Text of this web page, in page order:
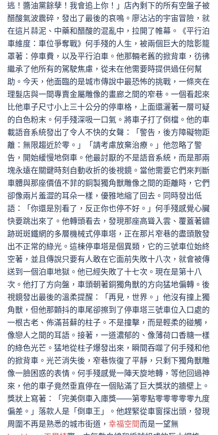
逃！醬油黨餘孽！我會追上你！」店內剩下的所有空盤子被
醋酸氣波震碎，發出了最後的哀鳴。廖沾沾的宇宙冒險，就
在這片蒜泥、中藥和醋酸的混亂中，拉開了帷幕。《平行泊
車維度：車位爭奪戰》何手殘的人生，被兩個巨大的陰影籠
罩著：停車費，以及平行泊車。他那輛老舊的掀背車，彷彿
繼承了他所有的駕駛焦慮，從未在他需要時提供過任何幫
助。今天，他面臨的是城市傳說中最恐怖的挑戰，一條夾在
理髮店與一間專賣金屬雕像的畫廊之間的窄巷。一個看起來
比他車子尺寸小上三十公分的停車格，上面還灑著一層可疑
的白色粉末。何手殘深吸一口氣。將車子打了倒檔。他的車
載語音系統發出了令人不快的女聲：「警告，後方障礙物距
離：無限趨近於零。」「請考慮放棄治療。」他忽略了警
告，開始緩慢地倒車。他最討厭的不是語音系統，而是那兩
塊永遠在關鍵時刻自動收折的後視鏡。當他需要它們來判斷
車體與那座價值不菲的銅製獨角獸雕像之間的距離時，它們
卻像兩片羞澀的耳朵一樣，優雅地縮了回去。同時發出低
語：「你還是別看了，反正你也停不好。」何手殘感覺心臟
快要跳出來了。他轉頭看去，發現那座高聳入雲、覆蓋著鏽
跡斑斑鐵網的多層機械式停車塔，正在那片窄巷的盡頭散發
出不正常的綠光。這棟停車塔是個異類，它的三號車位始終
空著，並且傳說只要有人敢在它面前失敗十八次，就會被傳
送到一個泊車地獄。他已經失敗了十七次。現在是第十八
次。他打了方向盤，車頭朝著銅獨角獸的方向猛地偏轉。後
視鏡發出最後的溫柔提醒：「再見，世界。」他沒有撞上獨
角獸，但他那顫抖的車尾卻擦到了停車塔三號車位入口處的
一根古老、佈滿苔蘚的柱子。不是撞擊，而是輕柔的碰觸，
像戀人之間的耳語。接著，一道濃郁的、像薄荷口香糖一樣
的綠色光芒。猛地從柱子爆發出來，瞬間吞噬了何手殘和他
的掀背車。光芒消失後，窄巷恢復了平靜，只剩下獨角獸雕
像一臉困惑的表情。何手殘感覺一陣天旋地轉，等他回過神
來，他的車子竟然垂直停在一個貼滿了巨大獎狀的牆壁上。
獎狀上寫著：「完美倒車入庫獎——第零點零零零零零九度
偏差。」落款人是「倒車王」。他趕緊從車窗探出頭，發現
周圍不再是熟悉的城市街道， 幸福空間而是一望無